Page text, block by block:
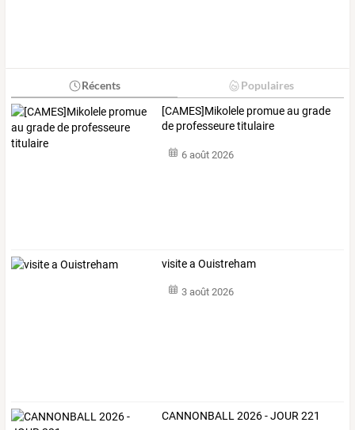
Récents Populaires
[CAMES]Mikolele promue au grade
de professeure titulaire
6 août 2026
visite a Ouistreham
3 août 2026
CANNONBALL 2026 - JOUR 221